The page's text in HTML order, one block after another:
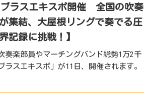
ブラスエキスポ開催 全国の吹奏
集結、大屋根リングで奏でる圧
記録に挑戦！】
奏楽部員やマーチングバンド総勢1万2千
スエキスポ」が11日、開催されます。